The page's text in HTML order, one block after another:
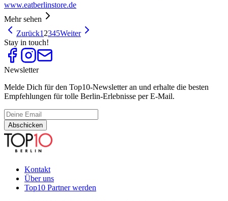
www.eatberlinstore.de
Mehr sehen
Zurück1 2345Weiter
Stay in touch!
Newsletter
Melde Dich für den Top10-Newsletter an und erhalte die besten
Empfehlungen für tolle Berlin-Erlebnisse per E-Mail.
Abschicken
Kontakt
Über uns
Top10 Partner werden